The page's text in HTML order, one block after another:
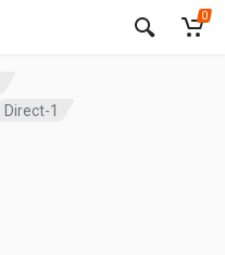
0
Direct-1